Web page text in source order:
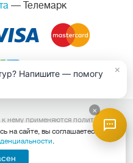
— Телемарк
на сайте, вы соглашаетесь с
.
нему применяются политика
обслуживанияGoogle.
информационный
является публичной офертой,
437 (2) Гражданского кодекса
×
Напишите — помогу
×